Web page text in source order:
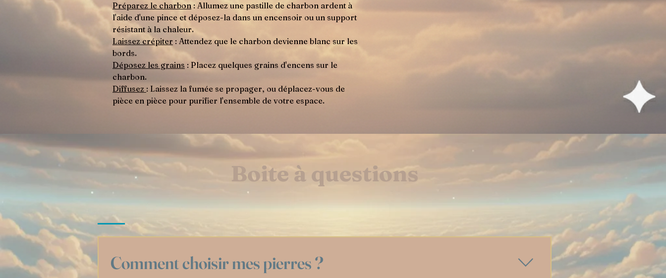
Préparez le charbon : Allumez une pastille de charbon ardent à
l'aide d'une pince et déposez-la dans un encensoir ou un support
résistant à la chaleur.
Laissez crépiter : Attendez que le charbon devienne blanc sur les
bords.
Déposez les grains : Placez quelques grains d'encens sur le
charbon.
Diffusez : Laissez la fumée se propager, ou déplacez-vous de
pièce en pièce pour purifier l'ensemble de votre espace.
Boite à questions
Comment choisir mes pierres ?